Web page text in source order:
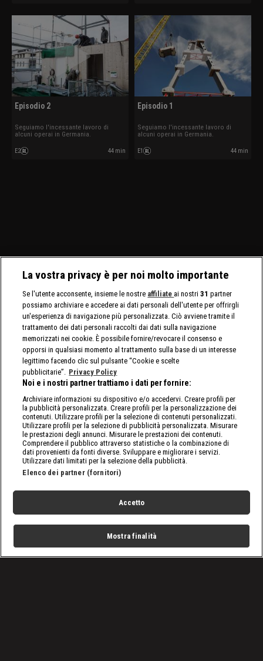
Episodio 2
Seguiamo l'incessante lavoro di
alcuni operai in Germania.
E2 44 min
Episodio 1
Seguiamo l'incessante lavoro di
alcuni operai in Germania.
E1 44 min
La vostra privacy è per noi molto importante
Se l'utente acconsente, insieme le nostre affiliate ai nostri31 partner
possiamo archiviare e accedere ai dati personali dell'utente per offrirgli
un'esperienza di navigazione più personalizzata. Ciò avviene tramite il
trattamento dei dati personali raccolti dai dati sulla navigazione
memorizzati nei cookie. È possibile fornire/revocare il consenso e
opporsi in qualsiasi momento al trattamento sulla base di un interesse
legittimo facendo clic sul pulsante “Cookie e scelte
pubblicitarie”. Privacy Policy
Noi e i nostri partner trattiamo i dati per fornire:
Archiviare informazioni su dispositivo e/o accedervi. Creare profili per
la pubblicità personalizzata. Creare profili per la personalizzazione dei
contenuti. Utilizzare profili per la selezione di contenuti personalizzati.
Utilizzare profili per la selezione di pubblicità personalizzata. Misurare
le prestazioni degli annunci. Misurare le prestazioni dei contenuti.
Comprendere il pubblico attraverso statistiche o la combinazione di
dati provenienti da fonti diverse. Sviluppare e migliorare i servizi.
Utilizzare dati limitati per la selezione della pubblicità.
Elenco dei partner (fornitori)
Accetto
Mostra finalità